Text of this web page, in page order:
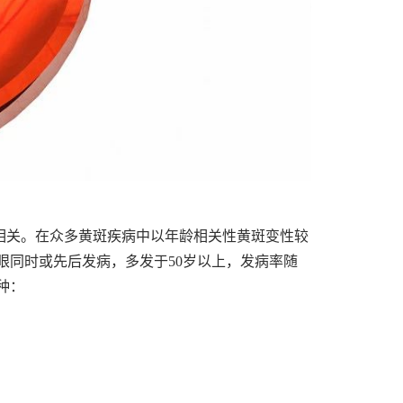
。在众多黄斑疾病中以年龄相关性黄斑变性较
时或先后发病，多发于50岁以上，发病率随